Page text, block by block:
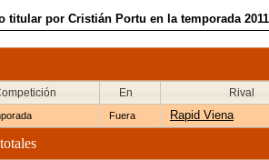
titular por Cristián Portu en la temporada
En Rival
Fuera Rapid Viena